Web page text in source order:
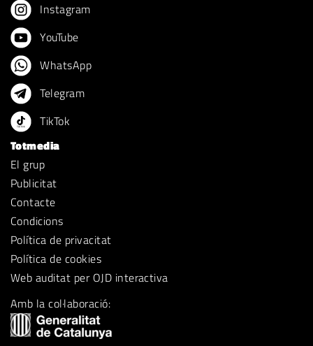
Instagram
YouTube
WhatsApp
Telegram
TikTok
Totmedia
El grup
Publicitat
Contacte
Condicions
Política de privacitat
Política de cookies
Web auditat per OJD interactiva
Amb la col·laboració: